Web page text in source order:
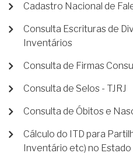
Cadastro Nacional de
Consulta Escrituras de
Inventários
Consulta de Firmas
Consulta de Selos - TJRJ
Consulta de Óbitos e
Cálculo do ITD para
Inventário etc) no